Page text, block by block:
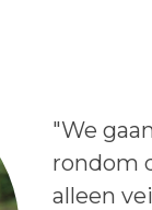
Lees het
"We
rondom
alleen